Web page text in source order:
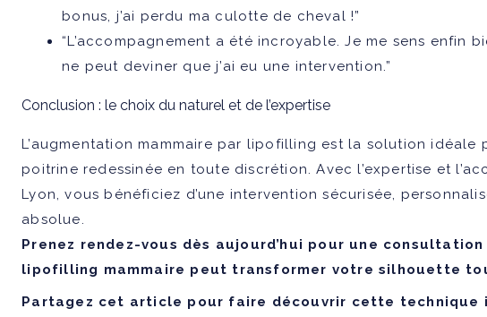
bonus, j’ai perdu ma culotte de cheval !”
“L’accompagnement a été incroyable. Je me sens enfin
ne peut deviner que j’ai eu une intervention.”
Conclusion : le choix du naturel et de l’expertise
L’augmentation mammaire par lipofilling est la solution
poitrine redessinée en toute discrétion. Avec l’expertise et
Lyon, vous bénéficiez d’une intervention sécurisée,
absolue.
Prenez rendez-vous dès aujourd’hui pour une
lipofilling mammaire peut transformer votre silhouette
Partagez cet article pour faire découvrir cette technique